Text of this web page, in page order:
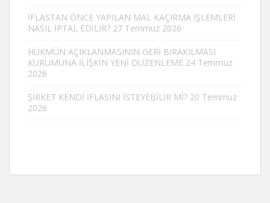
İFLASTAN ÖNCE YAPILAN MAL KAÇIRMA İŞLEMLERİ
NASIL İPTAL EDİLİR? 27 Temmuz 2026
HÜKMÜN AÇIKLANMASININ GERİ BIRAKILMASI
KURUMUNA İLİŞKİN YENİ DÜZENLEME 24 Temmuz
2026
ŞİRKET KENDİ İFLASINI İSTEYEBİLİR Mİ? 20 Temmuz
2026